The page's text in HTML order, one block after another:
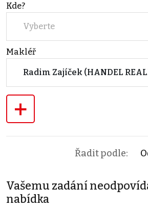
Kde?
Vyberte
Makléř
+
Řadit podle:
Vašemu zadání
nabídka